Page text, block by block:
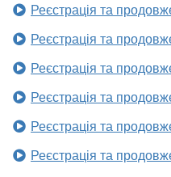
Реєстрація та
Реєстрація та
Реєстрація та
Реєстрація та
Реєстрація та
Реєстрація та